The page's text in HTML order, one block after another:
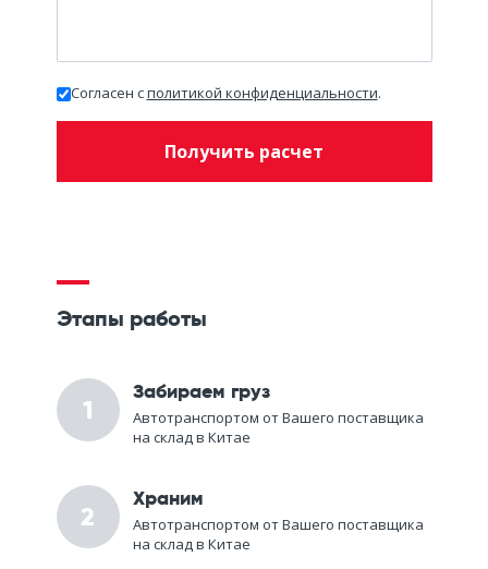
Согласен cполитикой конфиденциальности.
Этапы работы
1
Забираем груз
Автотранспортом от Вашего поставщика
на склад в Китае
2
Храним
Автотранспортом от Вашего поставщика
на склад в Китае